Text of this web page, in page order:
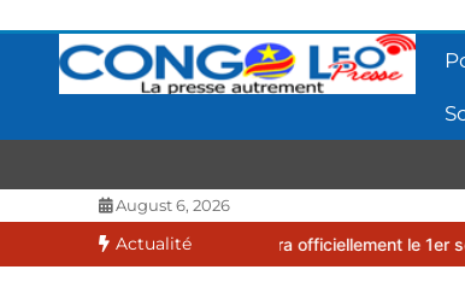
contenu
CONGOLEO
La presse autrement
August 6, 2026
Actualité
2027 débutera officiellement le 1er septembre 2026